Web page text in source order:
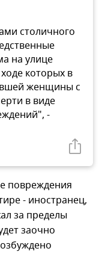
столичного
на улице
которых в
женщины с
в виде
-
повреждения
- иностранец,
за пределы
заочно